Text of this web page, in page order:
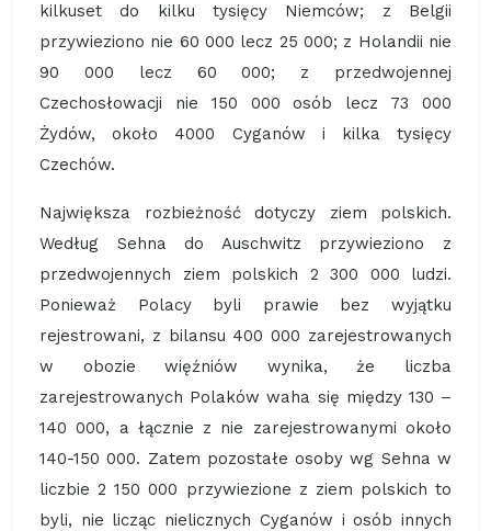
kilkuset do kilku tysięcy Niemców; z Belgii
przywieziono nie 60 000 lecz 25 000; z Holandii nie
90 000 lecz 60 000; z przedwojennej
Czechosłowacji nie 150 000 osób lecz 73 000
Żydów, około 4000 Cyganów i kilka tysięcy
Czechów.
Największa rozbieżność dotyczy ziem polskich.
Według Sehna do Auschwitz przywieziono z
przedwojennych ziem polskich 2 300 000 ludzi.
Ponieważ Polacy byli prawie bez wyjątku
rejestrowani, z bilansu 400 000 zarejestrowanych
w obozie więźniów wynika, że liczba
zarejestrowanych Polaków waha się między 130 –
140 000, a łącznie z nie zarejestrowanymi około
140-150 000. Zatem pozostałe osoby wg Sehna w
liczbie 2 150 000 przywiezione z ziem polskich to
byli, nie licząc nielicznych Cyganów i osób innych